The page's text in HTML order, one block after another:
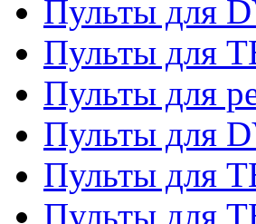
Пульты для
Пульты для
Пульты для
Пульты для
Пульты для
Пульты для